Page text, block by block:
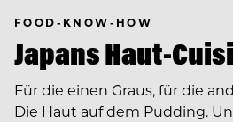
FOOD-KNOW-HOW
Japans Haut-
Für die einen Graus, für die
Die Haut auf dem Pudding.